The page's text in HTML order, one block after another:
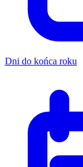
Dni do końca roku